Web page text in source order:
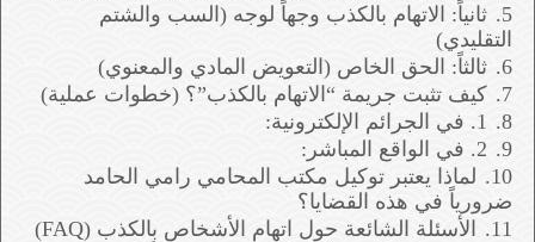
5.
ثانياً: الاتهام بالكذب وجهاً لوجه (السب والشتم
التقليدي)
6. ثالثاً: الحق الخاص (التعويض المادي والمعنوي)
7.
كيف تثبت جريمة “الاتهام بالكذب”؟ (خطوات عملية)
8.
1. في الجرائم الإلكترونية:
9.
2. في الواقع المباشر:
10.
لماذا يعتبر توكيل مكتب المحامي رامي الحامد
ضرورياً في هذه القضايا؟
11.
الأسئلة الشائعة حول اتهام الأشخاص بالكذب (FAQ)